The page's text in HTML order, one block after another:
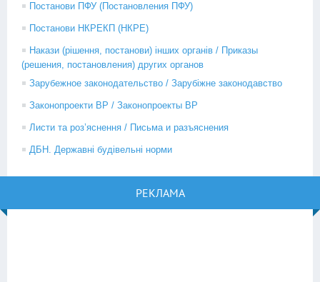
Постанови ПФУ (Постановления ПФУ)
Постанови НКРЕКП (НКРЕ)
Накази (рішення, постанови) інших органів / Приказы
(решения, постановления) других органов
Зарубежное законодательство / Зарубіжне законодавство
Законопроекти ВР / Законопроекты ВР
Листи та роз’яснення / Письма и разъяснения
ДБН. Державні будівельні норми
РЕКЛАМА